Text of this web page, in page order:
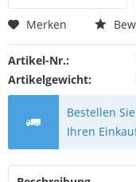
Merken
Artikel-Nr.:
Artikelgewicht:
Bestellen
Ihren